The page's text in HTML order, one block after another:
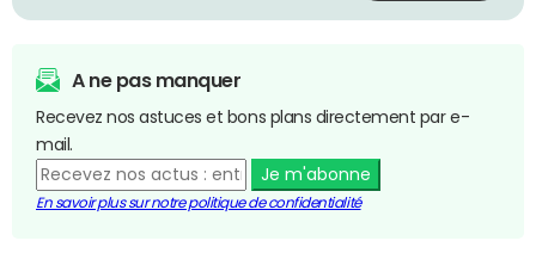
A ne pas manquer
Recevez nos astuces et bons plans directement par e-
mail.
Je m'abonne
En savoir plus sur notre politique de confidentialité